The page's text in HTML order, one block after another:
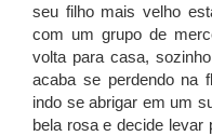
seu filho mais velho
com um grupo de
volta para casa,
acaba se perdendo na
indo se abrigar em um
bela rosa e decide levar